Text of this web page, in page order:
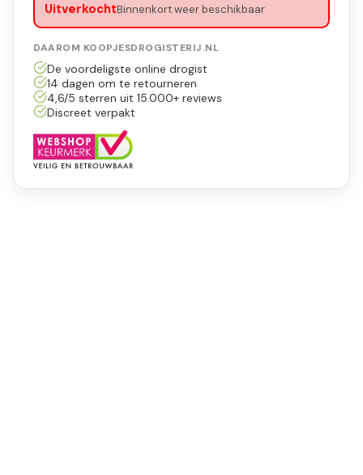
UitverkochtBinnenkort weer beschikbaar
DAAROM KOOPJESDROGISTERIJ.NL
De voordeligste online drogist
14 dagen om te retourneren
4,6/5 sterren uit 15.000+ reviews
Discreet verpakt